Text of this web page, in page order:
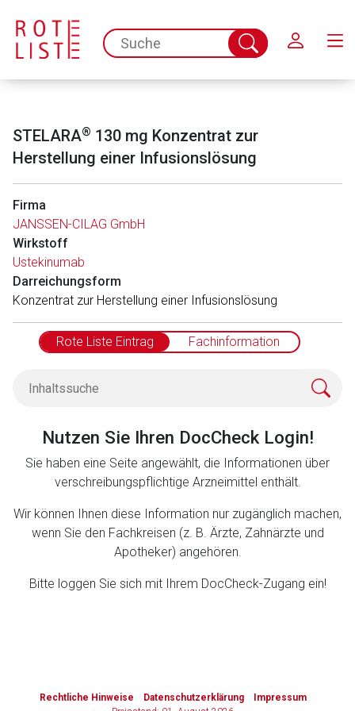
spc.search.input.placeholder
Suche
abschicken
STELARA® 130 mg Konzentrat zur
Herstellung einer Infusionslösung
Firma
JANSSEN-CILAG GmbH
Wirkstoff
Ustekinumab
Darreichungsform
Konzentrat zur Herstellung einer Infusionslösung
Rote Liste Eintrag Fachinformation
Nutzen Sie Ihren DocCheck Login!
Sie haben eine Seite angewählt, die Informationen über
verschreibungspflichtige Arzneimittel enthält.
Wir können Ihnen diese Information nur zugänglich machen,
wenn Sie den Fachkreisen (z. B. Ärzte, Zahnärzte und
Apotheker) angehören.
Bitte loggen Sie sich mit Ihrem DocCheck-Zugang ein!
Rechtliche Hinweise Datenschutzerklärung
Impressum
Aufruf einer externen Seite
Der von Ihnen aufgerufene Link öffnet eine externe Web-
Seite. Für die Inhalte der externen Web-Seite ist deren
Betreiber verantwortlich. Ebenso gelten dort ggf. andere
Datenschutzbestimmungen.
Zur Seite